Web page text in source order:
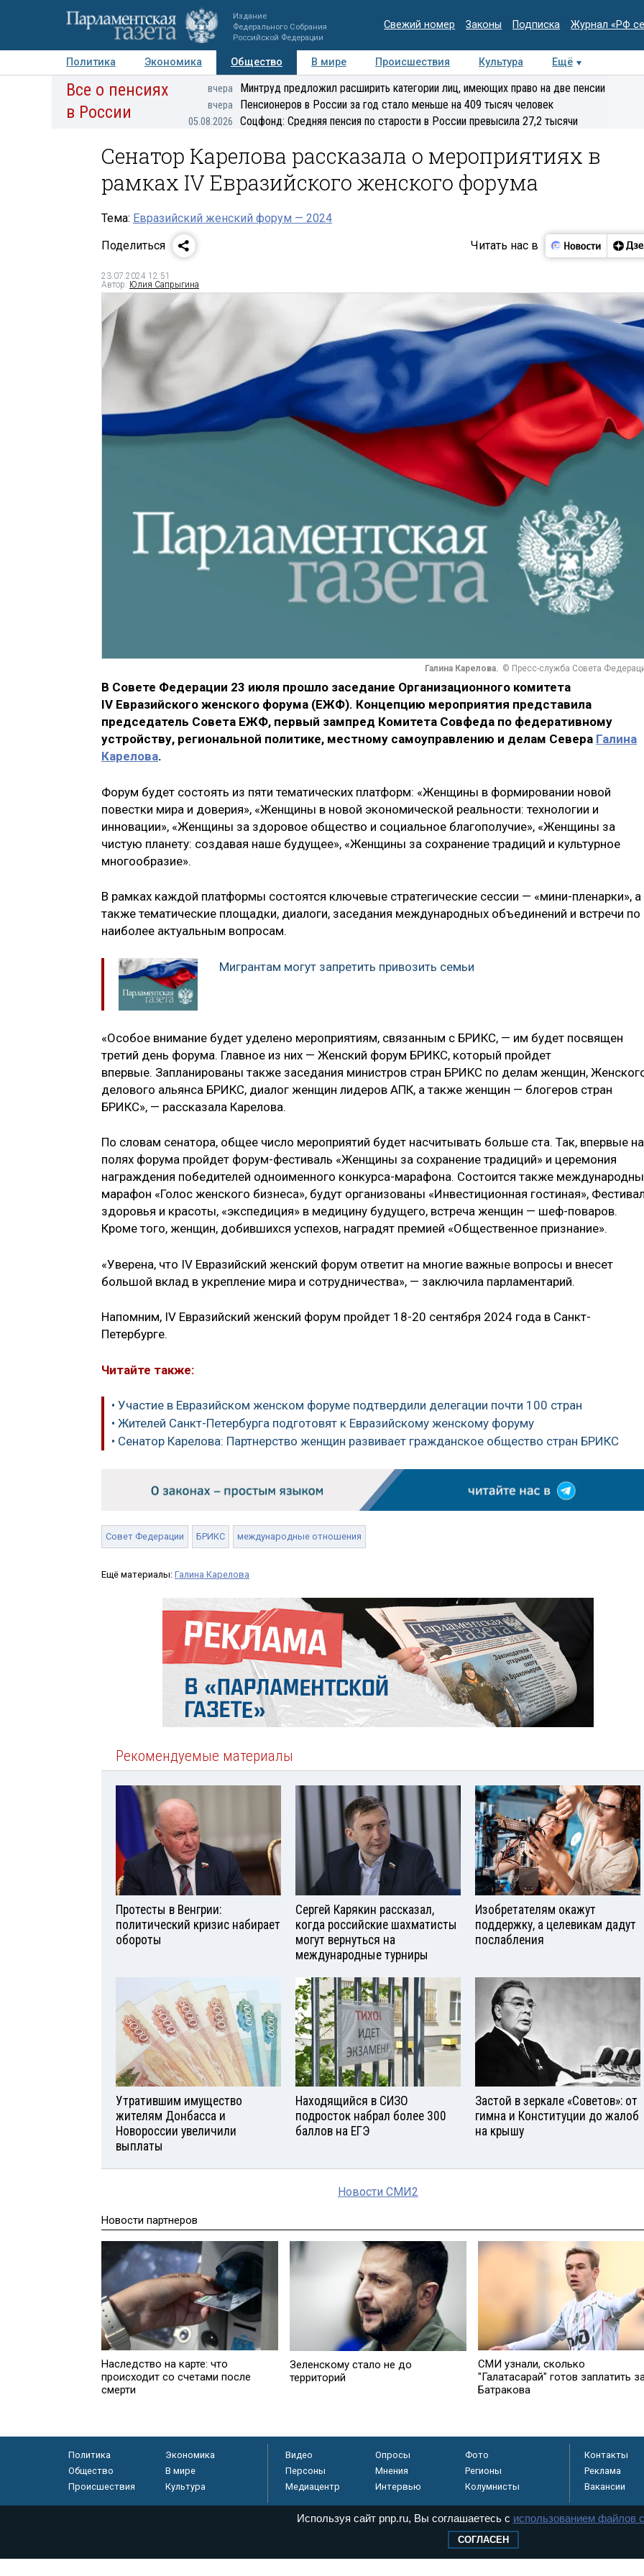
Издание
Федерального Собрания
Российской Федерации
Свежий номер Законы Подписка Журнал «РФ
Политика Экономика Общество В мире Происшествия Культура
Ещё
Авторы Персоны Мнения Регионы Медиацентр Интервью Колумнисты
Все о пенсиях
в России
вчера Минтруд предложил расширить категории лиц, имеющих право на две пенсии
вчера Пенсионеров в России за год стало меньше на 409 тысяч человек
05.08.2026 Соцфонд: Средняя пенсия по старости в России превысила 27,2 тысячи
Сенатор Карелова рассказала о мероприятиях в
рамках IV Евразийского женского форума
Тема: Евразийский женский форум — 2024
Поделиться
Читать нас в
23.07.2024 12:51
Автор: Юлия Сапрыгина
Галина Карелова. © Пресс-служба Совета
В Совете Федерации 23 июля прошло заседание Организационного комитета
IV Евразийского женского форума (ЕЖФ). Концепцию мероприятия представила
председатель Совета ЕЖФ, первый зампред Комитета Совфеда по федеративному
устройству, региональной политике, местному самоуправлению и делам Севера Галина
Карелова.
Форум будет состоять из пяти тематических платформ: «Женщины в формировании новой
повестки мира и доверия», «Женщины в новой экономической реальности: технологии и
инновации», «Женщины за здоровое общество и социальное благополучие», «Женщины за
чистую планету: создавая наше будущее», «Женщины за сохранение традиций и культурное
многообразие».
В рамках каждой платформы состоятся ключевые стратегические сессии — «мини-пленарки», а
также тематические площадки, диалоги, заседания международных объединений и встречи по
наиболее актуальным вопросам.
Мигрантам могут запретить привозить семьи
«Особое внимание будет уделено мероприятиям, связанным с БРИКС, — им будет посвящен
третий день форума. Главное из них — Женский форум БРИКС, который пройдет
впервые. Запланированы также заседания министров стран БРИКС по делам женщин,
делового альянса БРИКС, диалог женщин лидеров АПК, а также женщин — блогеров стран
БРИКС», — рассказала Карелова.
По словам сенатора, общее число мероприятий будет насчитывать больше ста. Так, впервые на
полях форума пройдет форум-фестиваль «Женщины за сохранение традиций» и церемония
награждения победителей одноименного конкурса-марафона. Состоится также
марафон «Голос женского бизнеса», будут организованы «Инвестиционная гостиная»,
здоровья и красоты, «экспедиция» в медицину будущего, встреча женщин — шеф-поваров.
Кроме того, женщин, добившихся успехов, наградят премией «Общественное признание».
«Уверена, что IV Евразийский женский форум ответит на многие важные вопросы и внесет
большой вклад в укрепление мира и сотрудничества», — заключила парламентарий.
Напомним, IV Евразийский женский форум пройдет 18-20 сентября 2024 года в Санкт-
Петербурге.
Читайте также:
• Участие в Евразийском женском форуме подтвердили делегации почти 100 стран
• Жителей Санкт-Петербурга подготовят к Евразийскому женскому форуму
• Сенатор Карелова: Партнерство женщин развивает гражданское общество стран БРИКС
Совет Федерации БРИКС международные отношения
Ещё материалы: Галина Карелова
Рекомендуемые материалы
Протесты в Венгрии:
политический кризис набирает
обороты
Сергей Карякин рассказал,
когда российские шахматисты
могут вернуться на
международные турниры
Изобретателям окажут
поддержку, а целевикам дадут
послабления
Утратившим имущество
жителям Донбасса и
Новороссии увеличили
выплаты
Находящийся в СИЗО
подросток набрал более 300
баллов на ЕГЭ
Застой в зеркале «Советов»: от
гимна и Конституции до жалоб
на крышу
Новости СМИ2
Новости партнеров
Наследство на карте: что
происходит со счетами после
смерти
Зеленскому стало не до
территорий
СМИ узнали, сколько
"Галатасарай" готов заплатить
Батракова
Политика
Экономика
Общество
В мире
Происшествия
Культура
Видео Опросы
Фото
Персоны
Мнения
Регионы
Медиацентр
Интервью Колумнисты
Контакты
Реклама
Вакансии
Федеральной службе по надзору в сфере связи, информационных технологий и
Используя сайт pnp.ru, Вы соглашаетесь с использованием файлов
СОГЛАСЕН